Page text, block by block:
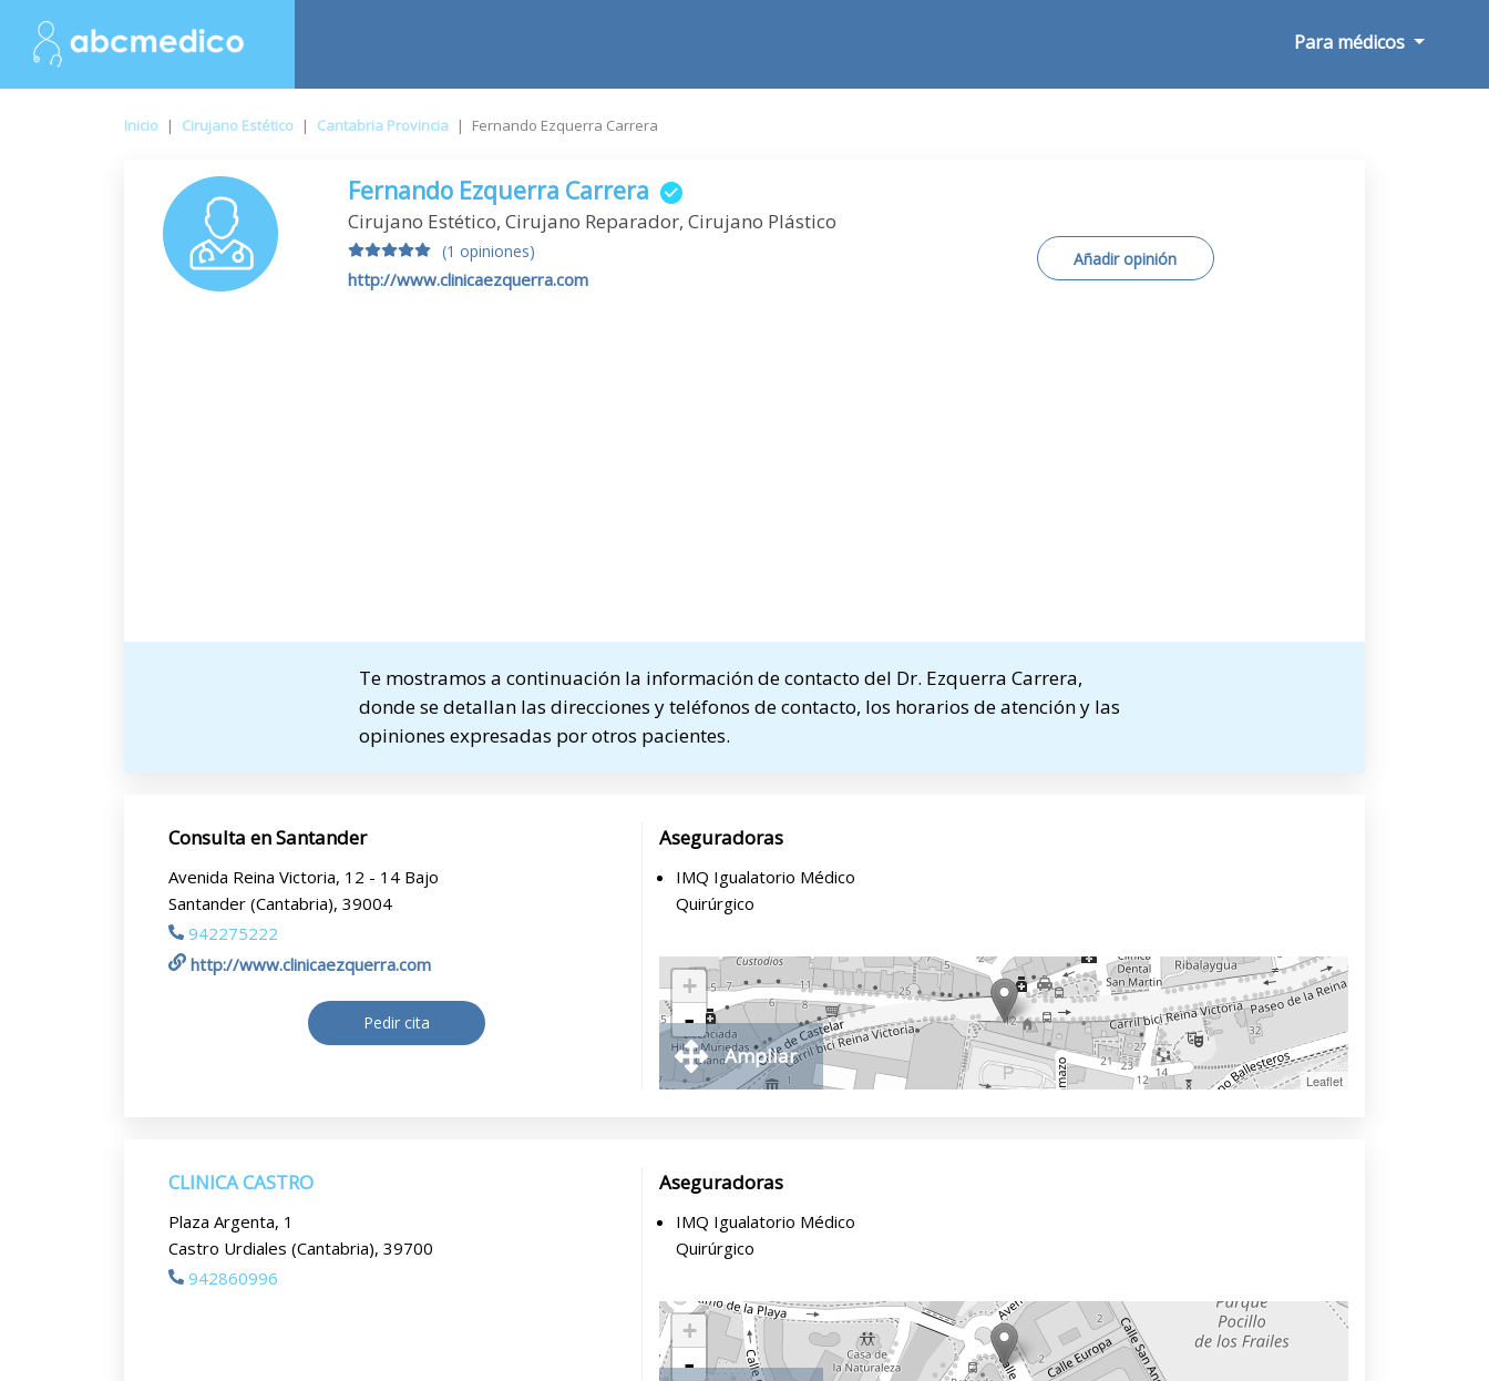
Para médicos
Inicio | Cirujano Estético | Cantabria Provincia | Fernando Ezquerra Carrera
Fernando Ezquerra Carrera
Cirujano Estético, Cirujano Reparador, Cirujano Plástico
(1 opiniones)
http://www.clinicaezquerra.com
Añadir opinión
Te mostramos a continuación la información de contacto del Dr. Ezquerra Carrera,
donde se detallan las direcciones y teléfonos de contacto, los horarios de atención y las
opiniones expresadas por otros pacientes.
Consulta en Santander
Avenida Reina Victoria, 12 - 14 Bajo
Santander (Cantabria), 39004
942275222
http://www.clinicaezquerra.com
Pedir cita
Aseguradoras
IMQ Igualatorio Médico
Quirúrgico
+
-
Leaflet
Ampliar
CLINICA CASTRO
Plaza Argenta, 1
Castro Urdiales (Cantabria), 39700
942860996
Aseguradoras
IMQ Igualatorio Médico
Quirúrgico
+
-